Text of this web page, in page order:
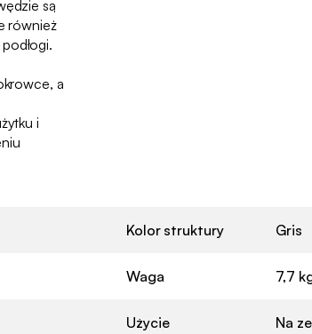
są
również
a
i
Kolor struktury Gris
Waga 7,7
Użycie Na